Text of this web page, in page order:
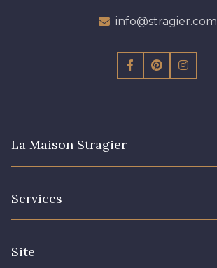
info@stragier.com
La Maison Stragier
Services
Site